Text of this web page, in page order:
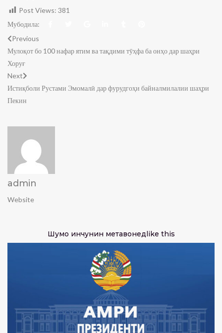
Post Views: 381
Мубодила:
Previous
Мулоқот бо 100 нафар ятим ва тақдими тӯҳфа ба онҳо дар шаҳри
Хоруғ
Next
Истиқболи Рустами Эмомалӣ дар фурудгоҳи байналмилалии шаҳри
Пекин
admin
Website
Шумо инчунин метавонедlike this